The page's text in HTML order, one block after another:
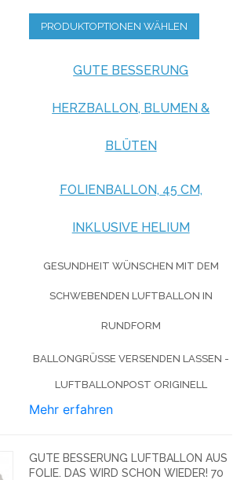
PRODUKTOPTIONEN WÄHLEN
GUTE BESSERUNG
HERZBALLON, BLUMEN &
BLÜTEN
FOLIENBALLON, 45 CM,
INKLUSIVE HELIUM
GESUNDHEIT WÜNSCHEN MIT DEM
SCHWEBENDEN LUFTBALLON IN
RUNDFORM
BALLONGRÜSSE VERSENDEN LASSEN - L
UFTBALLONPOST ORIGINELL
Mehr erfahren
GUTE BESSERUNG LUFTBALLON AUS
FOLIE. DAS WIRD SCHON WIEDER! 70